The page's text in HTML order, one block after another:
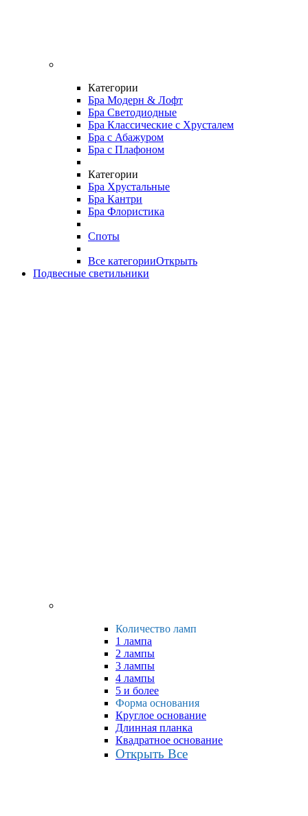
Категории
Бра Модерн & Лофт
Бра Светодиодные
Бра Классические с Хрусталем
Бра с Абажуром
Бра с Плафоном
Категории
Бра Хрустальные
Бра Кантри
Бра Флористика
Споты
Все категорииОткрыть
Подвесные светильники
Количество ламп
1 лампа
2 лампы
3 лампы
4 лампы
5 и более
Форма основания
Круглое основание
Длинная планка
Квадратное основание
Открыть Все